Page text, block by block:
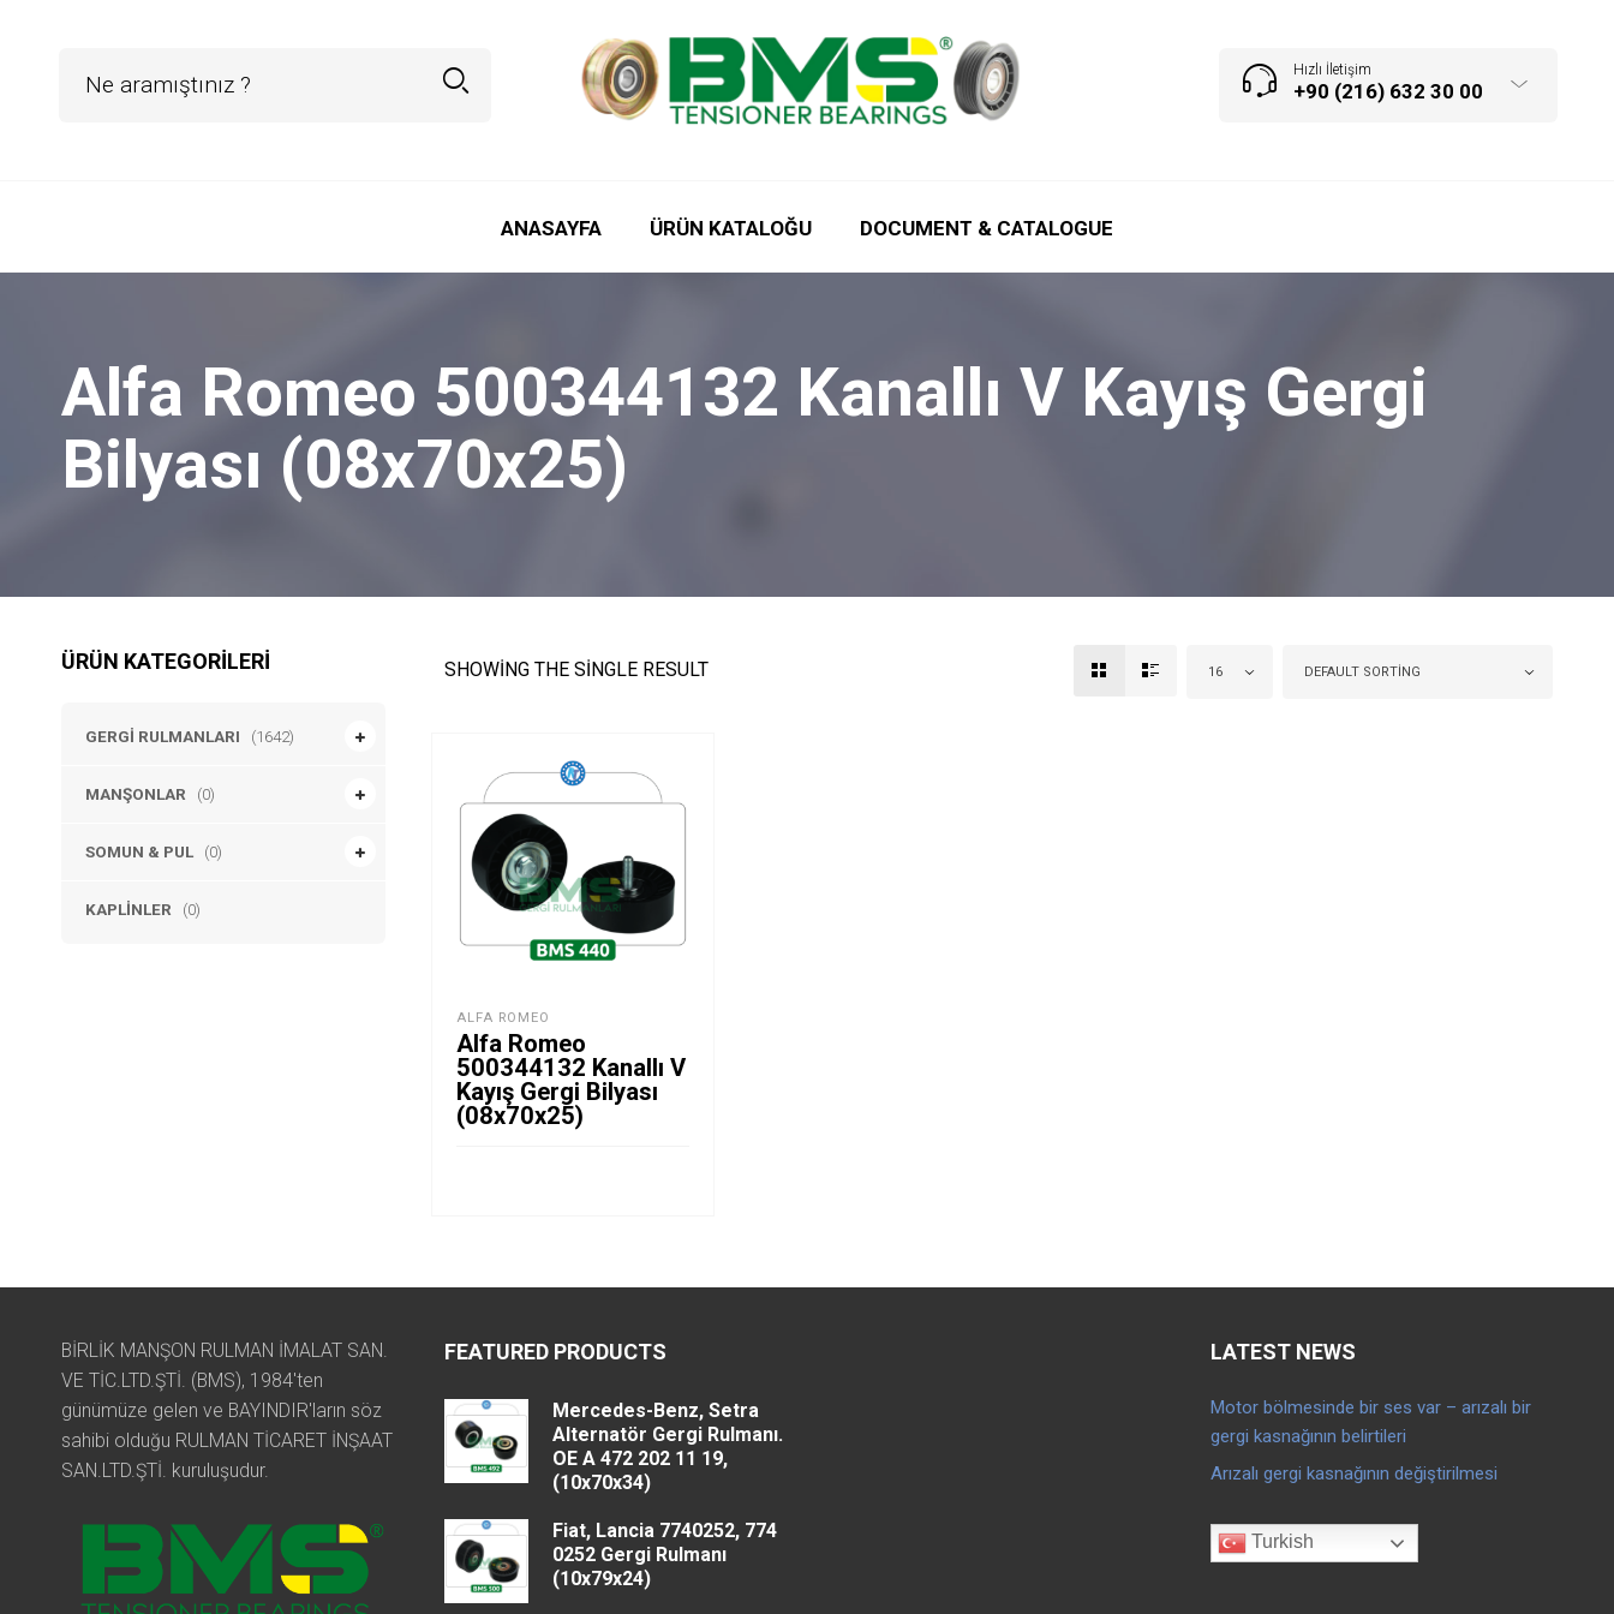
Hızlı İletişim
+90 (216) 632 30 00
ANASAYFA ÜRÜN KATALOĞU DOCUMENT & CATALOGUE
Alfa Romeo 500344132 Kanallı V Kayış Gergi
Bilyası (08x70x25)
ÜRÜN KATEGORILERI
GERGI RULMANLARI (1642)
MANŞONLAR (0)
SOMUN & PUL (0)
KAPLINLER (0)
SHOWING THE SINGLE RESULT 16 DEFAULT SORTING
ALFA ROMEO
Alfa Romeo
500344132 Kanallı V
Kayış Gergi Bilyası
(08x70x25)
BİRLİK MANŞON RULMAN İMALAT SAN.
VE TİC.LTD.ŞTİ. (BMS), 1984'ten
günümüze gelen ve BAYINDIR'ların söz
sahibi olduğu RULMAN TİCARET İNŞAAT
SAN.LTD.ŞTİ. kuruluşudur.
FEATURED PRODUCTS
Mercedes-Benz, Setra
Alternatör Gergi Rulmanı.
OE A 472 202 11 19,
(10x70x34)
Fiat, Lancia 7740252, 774
0252 Gergi Rulmanı
(10x79x24)
LATEST NEWS
Motor bölmesinde bir ses var – arızalı bir
gergi kasnağının belirtileri
Arızalı gergi kasnağının değiştirilmesi
Turkish